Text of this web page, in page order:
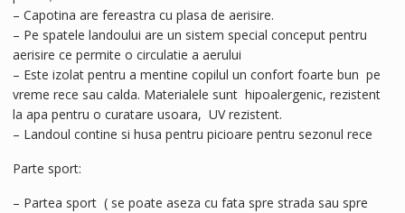
– Capotina are fereastra cu plasa de aerisire.
– Pe spatele landoului are un sistem special conceput pentru
aerisire ce permite o circulatie a aerului
– Este izolat pentru a mentine copilul un confort foarte bun pe
vreme rece sau calda. Materialele sunt hipoalergenic, rezistent
la apa pentru o curatare usoara, UV rezistent.
– Landoul contine si husa pentru picioare pentru sezonul rece
Parte sport:
– Partea sport ( se poate aseza cu fata spre strada sau spre